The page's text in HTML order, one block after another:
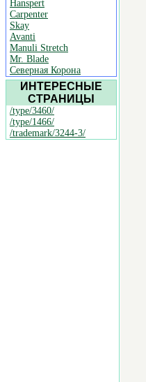
Hanspert
Carpenter
Skay
Avanti
Manuli Stretch
Mr. Blade
Северная Корона
ИНТЕРЕСНЫЕ
СТРАНИЦЫ
/type/3460/
/type/1466/
/trademark/3244-3/